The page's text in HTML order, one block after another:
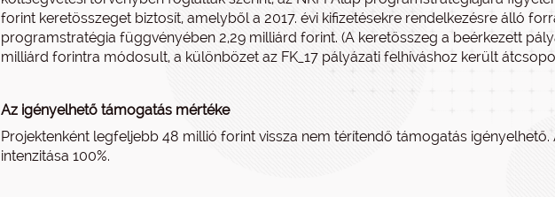
forint keretösszeget biztosít, amelyből a 2017. évi kifizetésekre rendelkezésre álló
programstratégia függvényében 2,29 milliárd forint. (A keretösszeg a beérkezett
milliárd forintra módosult, a különbözet az FK_17 pályázati felhíváshoz került
Az igényelhető támogatás mértéke
Projektenként legfeljebb 48 millió forint vissza nem térítendő támogatás
intenzitása 100%.